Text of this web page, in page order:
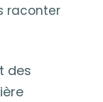
raconter
des